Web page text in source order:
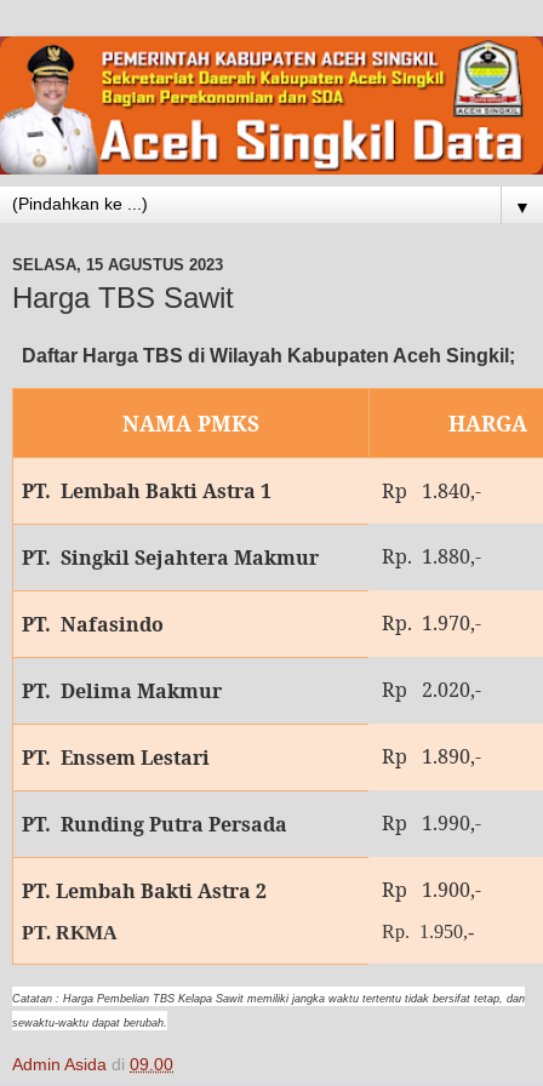
▼
SELASA, 15 AGUSTUS 2023
Harga TBS Sawit
Daftar Harga TBS di Wilayah Kabupaten Aceh Singkil;
NAMA PMKS HARGA
PT. Lembah Bakti Astra 1 Rp 1.840,-
PT. Singkil Sejahtera Makmur Rp. 1.880,-
PT. Nafasindo Rp. 1.970,-
PT. Delima Makmur Rp 2.020,-
PT. Enssem Lestari Rp 1.890,-
PT. Runding Putra Persada Rp 1.990,-
PT. Lembah Bakti Astra 2
PT. RKMA
Rp 1.900,-
Rp. 1.950,-
Catatan : Harga Pembelian TBS Kelapa Sawit memiliki jangka waktu tertentu tidak bersifat tetap, dan
sewaktu-waktu dapat berubah.
Admin Asida di 09.00